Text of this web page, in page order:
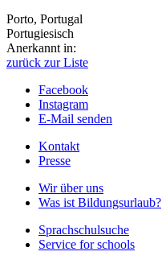
Porto, Portugal
Portugiesisch
Anerkannt in:
zurück zur Liste
Facebook
Instagram
E-Mail senden
Kontakt
Presse
Wir über uns
Was ist Bildungsurlaub?
Sprachschulsuche
Service for schools